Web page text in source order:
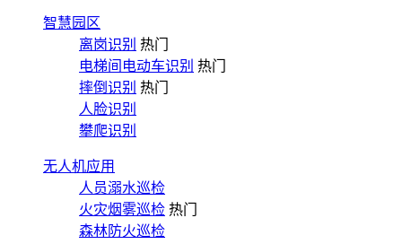
智慧园区
离岗识别 热门
电梯间电动车识别 热门
摔倒识别 热门
人脸识别
攀爬识别
无人机应用
人员溺水巡检
火灾烟雾巡检 热门
森林防火巡检